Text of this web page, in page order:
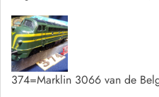
374=Marklin 3066 van de